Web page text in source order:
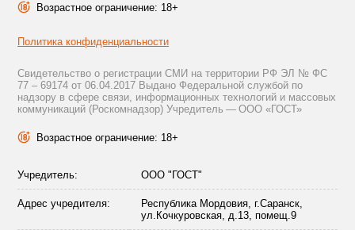
Возрастное ограничение: 18+
Политика конфиденциальности
Свидетельство о регистрации СМИ на территории РФ ЭЛ № ФС
77 – 69174 от 06.04.2017 Выдано Федеральной службой по
надзору в сфере связи, информационных технологий и массовых
коммуникаций (Роскомнадзор) Учредитель — ООО «ГОСТ»
Возрастное ограничение: 18+
Учредитель: ООО "ГОСТ"
Адрес учредителя:
Республика Мордовия, г.Саранск,
ул.Кочкуровская, д.13, помещ.9